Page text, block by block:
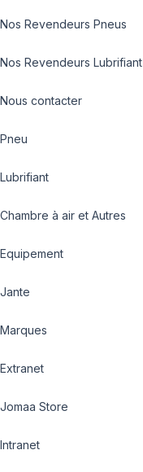
Nos Revendeurs Pneus
Nos Revendeurs Lubrifiant
Nous contacter
Pneu
Lubrifiant
Chambre à air et Autres
Equipement
Jante
Marques
Extranet
Jomaa Store
Intranet